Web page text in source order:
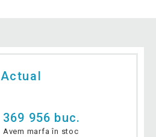
Actual
369 956 buc.
Avem marfa în stoc